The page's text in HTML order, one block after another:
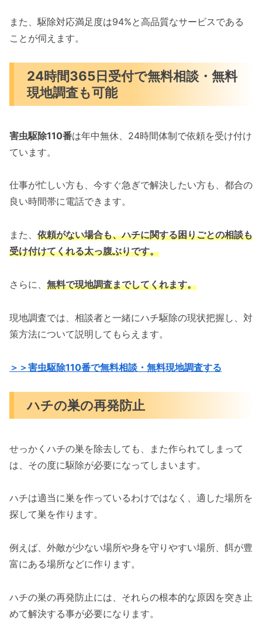
また、駆除対応満足度は94%と高品質なサービスである
ことが伺えます。
24時間365日受付で無料相談・無料
現地調査も可能
害虫駆除110番は年中無休、24時間体制で依頼を受け付け
ています。
仕事が忙しい方も、今すぐ急ぎで解決したい方も、都合の
良い時間帯に電話できます。
また、 依頼がない場合も、ハチに関する困りごとの相談も
受け付けてくれる太っ腹ぶりです。
さらに、 無料で現地調査までしてくれます。
現地調査では、相談者と一緒にハチ駆除の現状把握し、対
策方法について説明してもらえます。
＞＞害虫駆除110番で無料相談・無料現地調査する
ハチの巣の再発防止
せっかくハチの巣を除去しても、また作られてしまって
は、その度に駆除が必要になってしまいます。
ハチは適当に巣を作っているわけではなく、適した場所を
探して巣を作ります。
例えば、外敵が少ない場所や身を守りやすい場所、餌が豊
富にある場所などに作ります。
ハチの巣の再発防止には、それらの根本的な原因を突き止
めて解決する事が必要になります。